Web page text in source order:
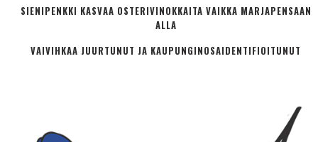
SIENIPENKKI KASVAA OSTERIVINOKKAITA VAIKKA MARJAPENSAAN
ALLA
VAIVIHKAA JUURTUNUT JA KAUPUNGINOSA­IDENTIFIOITUNUT